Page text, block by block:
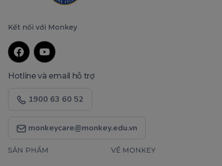
Kết nối với Monkey
Hotline và email hỗ trợ
1900 63 60 52
monkeycare@monkey.edu.vn
SẢN PHẨM VỀ MONKEY